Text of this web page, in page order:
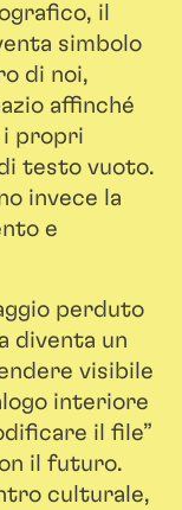
il
simbolo
di noi,
affinché
i propri
testo vuoto.
invece la
e
perduto
diventa un
visibile
interiore
il file”
il futuro.
culturale,